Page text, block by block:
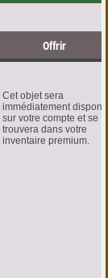
Offrir
Cet objet sera
immédiatement
sur votre compte et se
trouvera dans votre
inventaire premium.